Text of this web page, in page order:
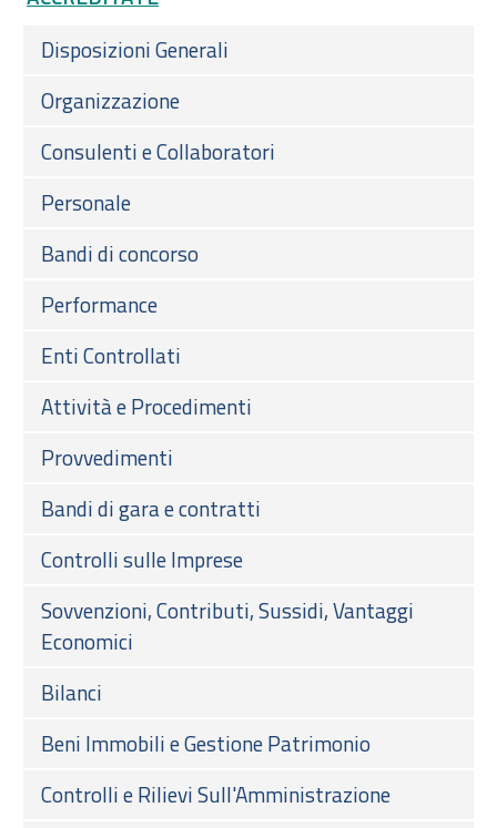
Disposizioni Generali
Organizzazione
Consulenti e Collaboratori
Personale
Bandi di concorso
Performance
Enti Controllati
Attività e Procedimenti
Provvedimenti
Bandi di gara e contratti
Controlli sulle Imprese
Sovvenzioni, Contributi, Sussidi, Vantaggi
Economici
Bilanci
Beni Immobili e Gestione Patrimonio
Controlli e Rilievi Sull'Amministrazione